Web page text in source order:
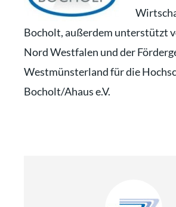
Bocholt, außerdem unterstützt
Nord Westfalen und der
Westmünsterland für die
Bocholt/Ahaus e.V.